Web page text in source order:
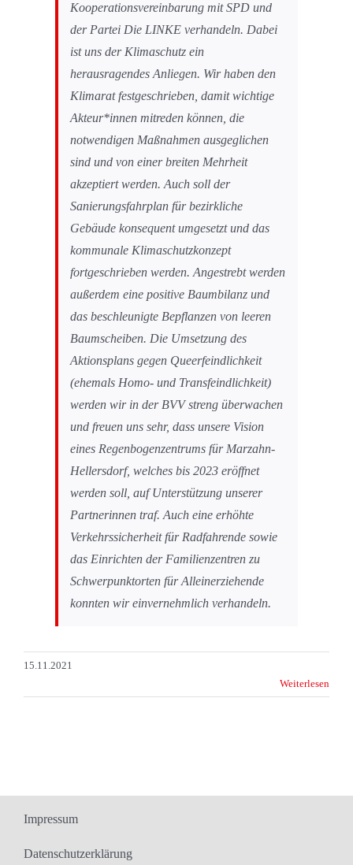
Kooperationsvereinbarung mit SPD und
der Partei Die LINKE verhandeln. Dabei
ist uns der Klimaschutz ein
herausragendes Anliegen. Wir haben den
Klimarat festgeschrieben, damit wichtige
Akteur*innen mitreden können, die
notwendigen Maßnahmen ausgeglichen
sind und von einer breiten Mehrheit
akzeptiert werden. Auch soll der
Sanierungsfahrplan für bezirkliche
Gebäude konsequent umgesetzt und das
kommunale Klimaschutzkonzept
fortgeschrieben werden. Angestrebt werden
außerdem eine positive Baumbilanz und
das beschleunigte Bepflanzen von leeren
Baumscheiben. Die Umsetzung des
Aktionsplans gegen Queerfeindlichkeit
(ehemals Homo- und Transfeindlichkeit)
werden wir in der BVV streng überwachen
und freuen uns sehr, dass unsere Vision
eines Regenbogenzentrums für Marzahn-
Hellersdorf, welches bis 2023 eröffnet
werden soll, auf Unterstützung unserer
Partnerinnen traf. Auch eine erhöhte
Verkehrssicherheit für Radfahrende sowie
das Einrichten der Familienzentren zu
Schwerpunktorten für Alleinerziehende
konnten wir einvernehmlich verhandeln.
15.11.2021
Weiterlesen
Impressum
Datenschutzerklärung